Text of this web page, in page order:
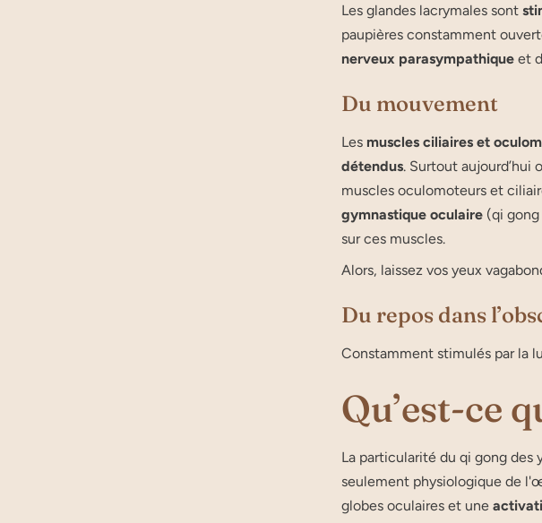
Les glandes lacrymales sont
paupières constamment
nerveux parasympathique et
Du mouvement
Les muscles ciliaires et
détendus. Surtout aujourd’hui
muscles oculomoteurs et
gymnastique oculaire(qi gong
sur ces muscles.
Alors, laissez vos yeux
Du repos dans
Constamment stimulés par la
Qu’est-ce
La particularité du qi gong des
seulement physiologique de
globes oculaires et une